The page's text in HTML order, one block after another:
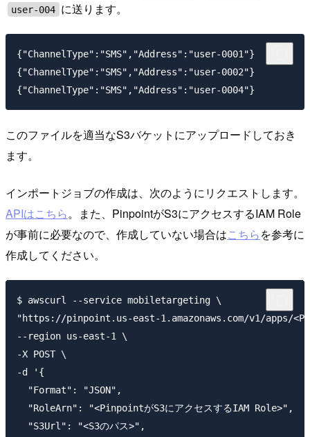
user-004 に送ります。
{"ChannelType":"SMS","Address":"user-0001"}
{"ChannelType":"SMS","Address":"user-0002"}
このファイルを適当なS3バケットにアップロードしておき
ます。
インポートジョブの作成は、次のようにリクエストします。
APIはこちら。また、PinpointがS3にアクセスするIAM Role
が事前に必要なので、作成していない場合はこちらを参考に
作成してください。
$ awscurl --service mobiletargeting \
"https://pinpoint.us-east-1.amazonaws.com/v1/apps/
--region us-east-1 \
-X POST \
-d '{
  "Format": "JSON",
  "RoleArn": "<PinpointがS3にアクセスするIAM Role>",
  "S3Url": "<S3のパス>",